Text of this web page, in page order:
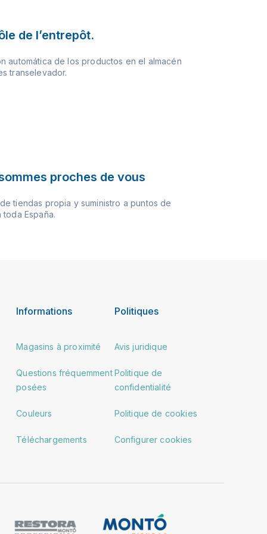
de l’entrepôt.
automática de los productos en el almacén
transelevador.
proches de vous
tiendas propia y suministro a puntos de
toda España.
Informations
Magasins à proximité
Questions fréquemment
posées
Couleurs
Téléchargements
Politiques
Avis juridique
Politique de
confidentialité
Politique de cookies
Configurer cookies